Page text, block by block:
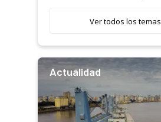
Ver todos los temas
Actualidad